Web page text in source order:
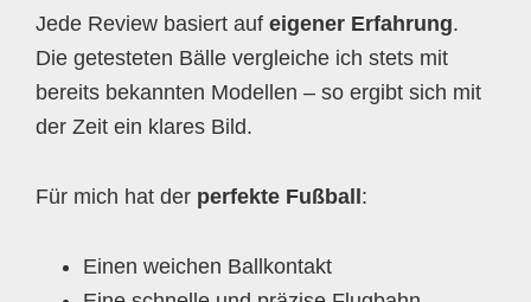
Jede Review basiert auf eigener Erfahrung.
Die getesteten Bälle vergleiche ich stets mit
bereits bekannten Modellen – so ergibt sich mit
der Zeit ein klares Bild.
Für mich hat der perfekte Fußball :
Einen weichen Ballkontakt